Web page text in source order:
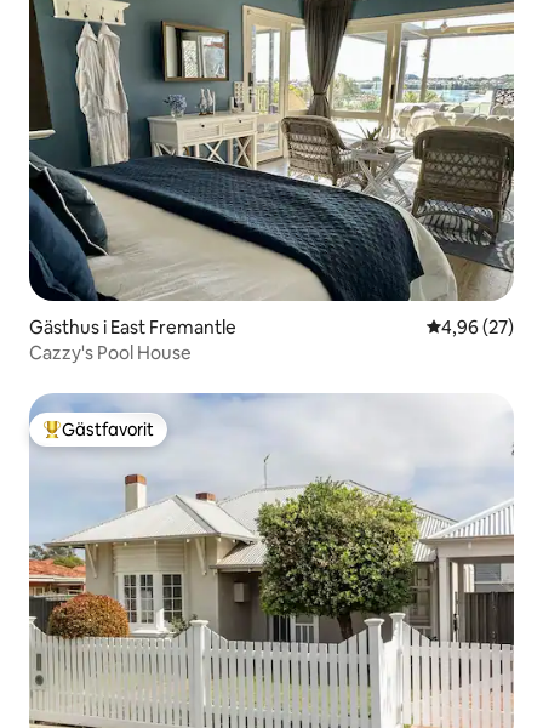
Gästhus i East Fremantle 4,96 av 5 i
4,96 (27)
Cazzy's Pool House
Populär gästfavorit
Gästfavorit